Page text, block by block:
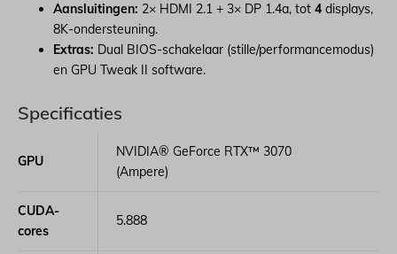
Aansluitingen: 2× HDMI 2.1 + 3× DP 1.4a, tot 4 displays,
8K-ondersteuning.
Extras: Dual BIOS-schakelaar (stille/performancemodus)
en GPU Tweak II software.
Specificaties
GPU
NVIDIA® GeForce RTX™ 3070
(Ampere)
CUDA-
cores
5.888